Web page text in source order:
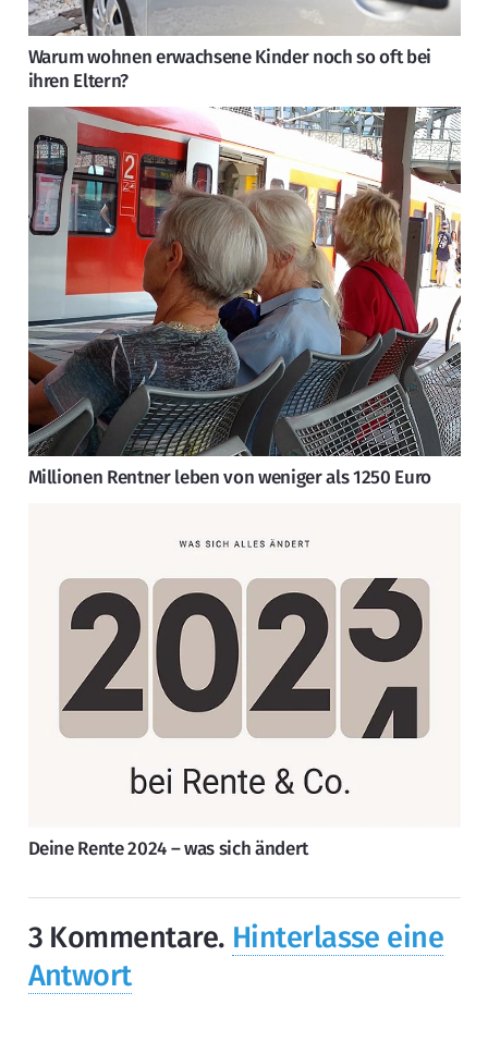
Warum wohnen erwachsene Kinder noch so oft bei
ihren Eltern?
Millionen Rentner leben von weniger als 1250 Euro
Deine Rente 2024 – was sich ändert
3 Kommentare. Hinterlasse eine
Antwort